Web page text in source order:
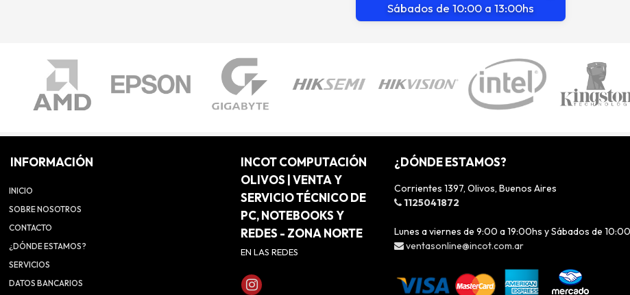
Sábados de 10:00 a 13:00hs
INFORMACIÓN
INICIO
SOBRE NOSOTROS
CONTACTO
¿DÓNDE ESTAMOS?
SERVICIOS
DATOS BANCARIOS
INCOT COMPUTACIÓN
OLIVOS | VENTA Y
SERVICIO TÉCNICO DE
PC, NOTEBOOKS Y
REDES - ZONA NORTE
EN LAS REDES
¿DÓNDE ESTAMOS?
Corrientes 1397, Olivos, Buenos Aires
1125041872
Lunes a viernes de 9:00 a 19:00hs y Sábados de
ventasonline@incot.com.ar